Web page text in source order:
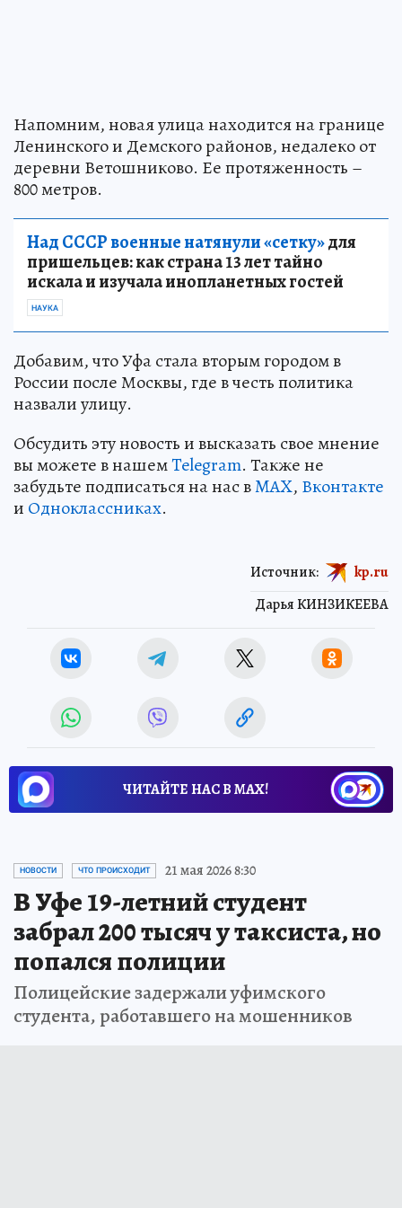
Напомним, новая улица находится на границе
Ленинского и Демского районов, недалеко от
деревни Ветошниково. Ее протяженность –
800 метров.
Над СССР военные натянули «сетку»для
пришельцев: как страна 13 лет тайно
искала и изучала инопланетных гостей
НАУКА
Добавим, что Уфа стала вторым городом в
России после Москвы, где в честь политика
назвали улицу.
Обсудить эту новость и высказать свое мнение
вы можете в нашемTelegram. Также не
забудьте подписаться на нас вMAX, Вконтакте
и Одноклассниках.
Дарья КИНЗИКЕЕВА
Источник: kp.ru
ЧИТАЙТЕ НАС В МАХ!
НОВОСТИ ЧТО ПРОИСХОДИТ 21 мая 2026 8:30
В Уфе 19-летний студент
забрал 200 тысяч у таксиста, но
попался полиции
Полицейские задержали уфимского
студента, работавшего на мошенников